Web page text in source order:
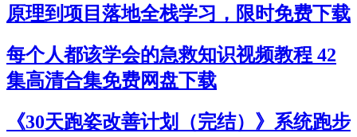
原理到项目落地全栈学习，限时免费下载
每个人都该学会的急救知识视频教程 42
集高清合集免费网盘下载
《30天跑姿改善计划（完结）》系统跑步